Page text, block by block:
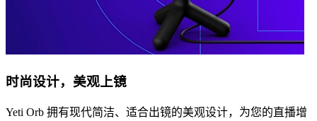
时尚设计，美观上镜
Yeti Orb 拥有现代简洁、适合出镜的美观设计，为您的直播增